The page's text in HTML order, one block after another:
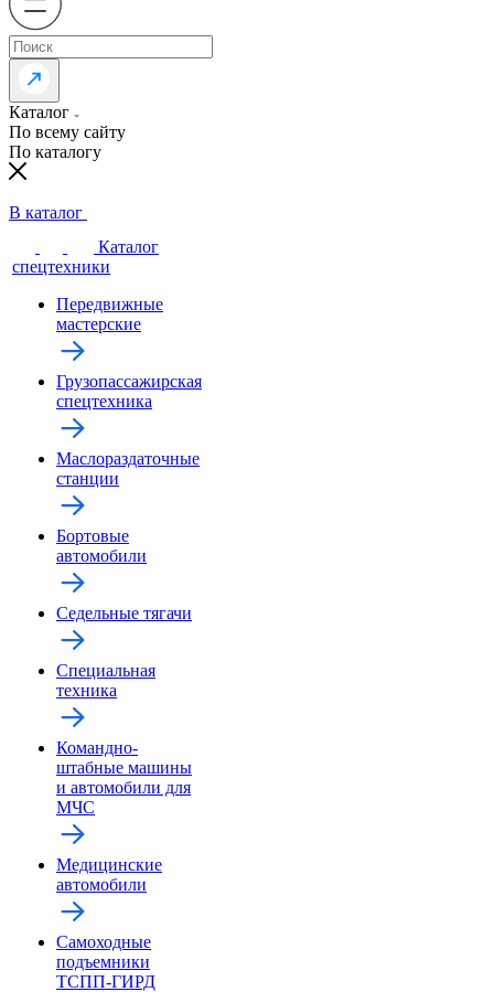
Каталог
По всему сайту
По каталогу
В каталог
Каталог
спецтехники
Передвижные
мастерские
Грузопассажирская
спецтехника
Маслораздаточные
станции
Бортовые
автомобили
Седельные тягачи
Специальная
техника
Командно-
штабные машины
и автомобили для
МЧС
Медицинские
автомобили
Самоходные
подъемники
ТСПП-ГИРД